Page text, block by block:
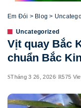
Em Đói > Blog >
Uncategorized
Vịt quay Bắc
chuẩn Bắc
Tháng 3 26, 2026 575